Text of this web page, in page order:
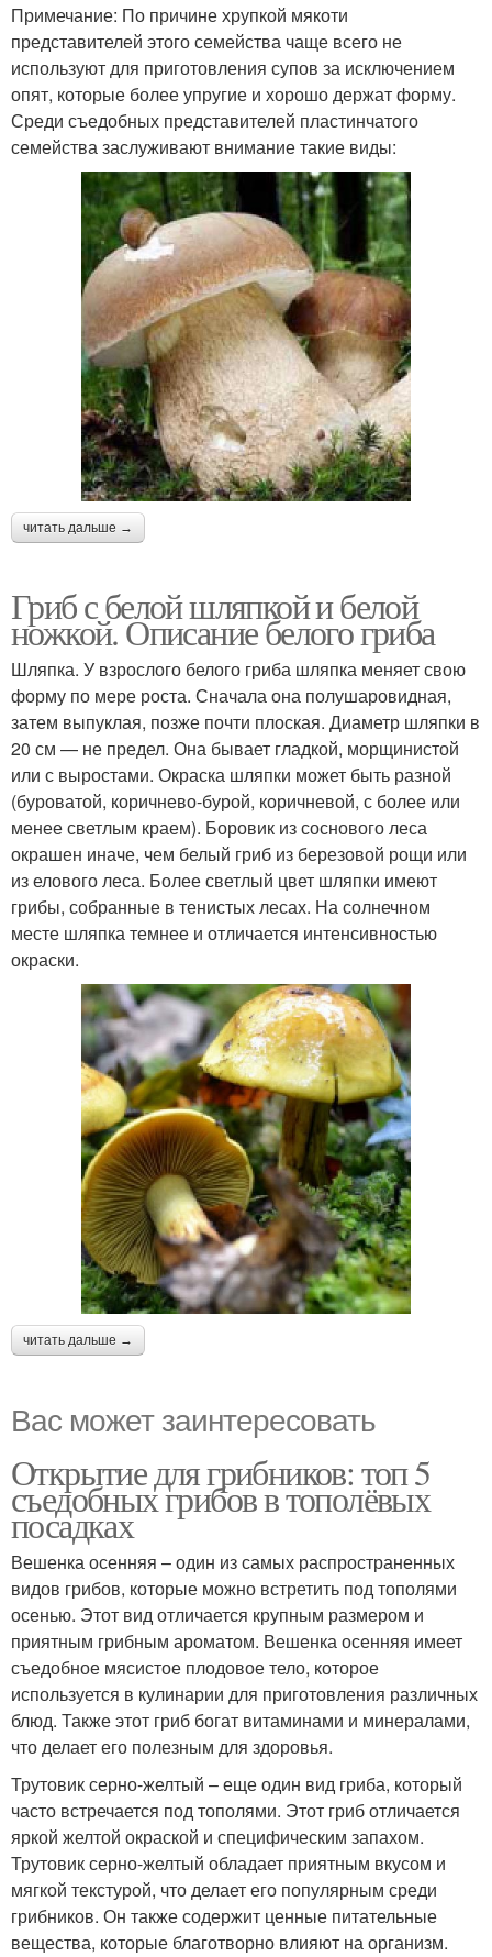
Примечание: По причине хрупкой мякоти
представителей этого семейства чаще всего не
используют для приготовления супов за исключением
опят, которые более упругие и хорошо держат форму.
Среди съедобных представителей пластинчатого
семейства заслуживают внимание такие виды:
читать дальше →
Гриб с белой шляпкой и белой
ножкой. Описание белого гриба
Шляпка. У взрослого белого гриба шляпка меняет свою
форму по мере роста. Сначала она полушаровидная,
затем выпуклая, позже почти плоская. Диаметр шляпки в
20 см — не предел. Она бывает гладкой, морщинистой
или с выростами. Окраска шляпки может быть разной
(буроватой, коричнево-бурой, коричневой, с более или
менее светлым краем). Боровик из соснового леса
окрашен иначе, чем белый гриб из березовой рощи или
из елового леса. Более светлый цвет шляпки имеют
грибы, собранные в тенистых лесах. На солнечном
месте шляпка темнее и отличается интенсивностью
окраски.
читать дальше →
Вас может заинтересовать
Открытие для грибников: топ 5
съедобных грибов в тополёвых
посадках
Вешенка осенняя – один из самых распространенных
видов грибов, которые можно встретить под тополями
осенью. Этот вид отличается крупным размером и
приятным грибным ароматом. Вешенка осенняя имеет
съедобное мясистое плодовое тело, которое
используется в кулинарии для приготовления различных
блюд. Также этот гриб богат витаминами и минералами,
что делает его полезным для здоровья.
Трутовик серно-желтый – еще один вид гриба, который
часто встречается под тополями. Этот гриб отличается
яркой желтой окраской и специфическим запахом.
Трутовик серно-желтый обладает приятным вкусом и
мягкой текстурой, что делает его популярным среди
грибников. Он также содержит ценные питательные
вещества, которые благотворно влияют на организм.